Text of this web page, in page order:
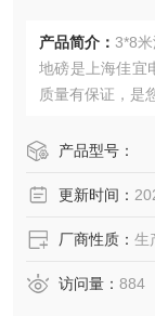
产品简介： 3*8
地磅是上海佳宜
质量有保证，是
产品型号：
更新时间：
厂商性质： 生
访问量： 884